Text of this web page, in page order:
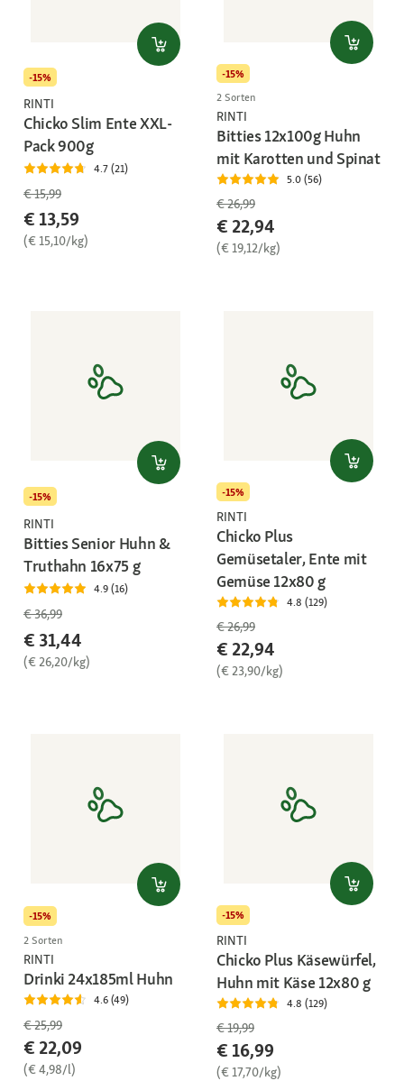
-15%
RINTI
Chicko Slim Ente XXL-
Pack 900g
4.7 (21)
€ 15,99
€ 13,59
(€ 15,10/kg)
-15%
2 Sorten
RINTI
Bitties 12x100g Huhn
mit Karotten und Spinat
5.0 (56)
€ 26,99
€ 22,94
(€ 19,12/kg)
-15%
RINTI
Bitties Senior Huhn &
Truthahn 16x75 g
4.9 (16)
€ 36,99
€ 31,44
(€ 26,20/kg)
-15%
RINTI
Chicko Plus
Gemüsetaler, Ente mit
Gemüse 12x80 g
4.8 (129)
€ 26,99
€ 22,94
(€ 23,90/kg)
-15%
2 Sorten
RINTI
Drinki 24x185ml Huhn
4.6 (49)
€ 25,99
€ 22,09
(€ 4,98/l)
-15%
RINTI
Chicko Plus Käsewürfel,
Huhn mit Käse 12x80 g
4.8 (129)
€ 19,99
€ 16,99
(€ 17,70/kg)